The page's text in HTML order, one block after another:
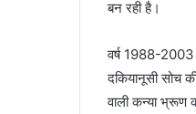
बन रही है।
वर्ष 1988-2003
दकियानूसी सोच
वाली कन्या भ्रूण